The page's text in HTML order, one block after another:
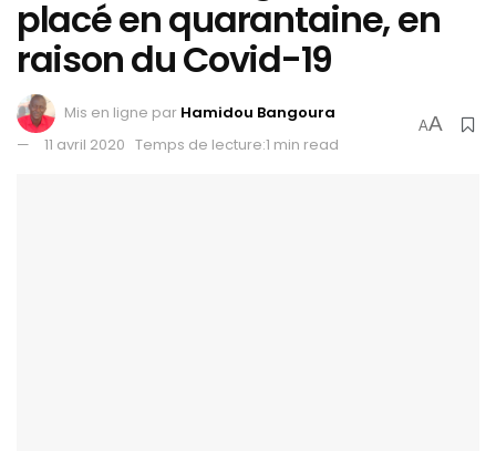
placé en quarantaine, en
raison du Covid-19
Mis en ligne par Hamidou Bangoura
11 avril 2020 Temps de lecture:1 min read
AA